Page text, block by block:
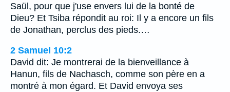
Saül, pour que j'use envers lui de la bonté de
Dieu? Et Tsiba répondit au roi: Il y a encore un fils
de Jonathan, perclus des pieds.…
2 Samuel 10:2
David dit: Je montrerai de la bienveillance à
Hanun, fils de Nachasch, comme son père en a
montré à mon égard. Et David envoya ses